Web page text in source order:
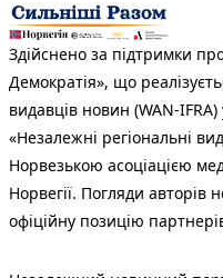
Здійснено за підтримки
Демократія», що
видавців новин (WAN-
«Незалежні регіональні
Норвезькою асоціацією
Норвегії. Погляди авторів
офіційну позицію